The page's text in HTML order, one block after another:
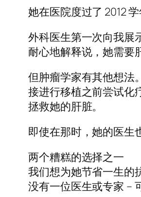
她在医院度过了 2012
外科医生第一次向我展
耐心地解释说，她需要
但肿瘤学家有其他想法
接进行移植之前尝试化
拯救她的肝脏。
即使在那时，她的医生
两个糟糕的选择之一
我们想为她节省一生的
没有一位医生或专家 –